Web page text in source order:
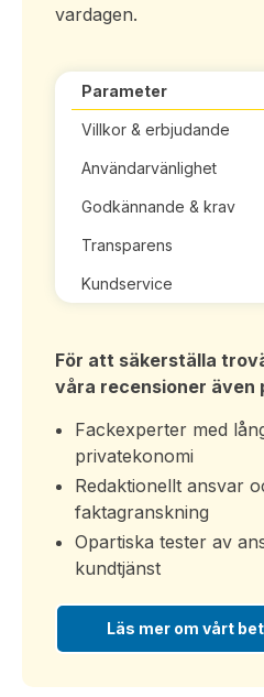
vardagen.
Parameter
Villkor & erbjudande
Användarvänlighet
Godkännande & krav
Transparens
Kundservice
För att säkerställa
våra recensioner även
Fackexperter med
privatekonomi
Redaktionellt ansvar
faktagranskning
Opartiska tester av
kundtjänst
Läs mer om vårt